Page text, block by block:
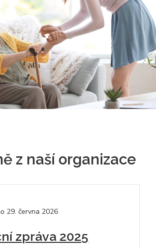
z naší organizace
29. června 2026
zpráva 2025